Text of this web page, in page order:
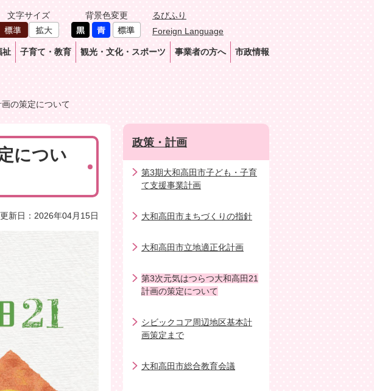
文字サイズ 背景色変更
るびふり
Foreign Language
祉 子育て・教育 観光・文化・スポーツ 事業者の方へ 市政情報
の策定について
につい
更新日：2026年04月15日
政策・計画
第3期大和高田市子ども・子育
て支援事業計画
大和高田市まちづくりの指針
大和高田市立地適正化計画
第3次元気はつらつ大和高田21
計画の策定について
シビックコア周辺地区基本計
画策定まで
大和高田市総合教育会議